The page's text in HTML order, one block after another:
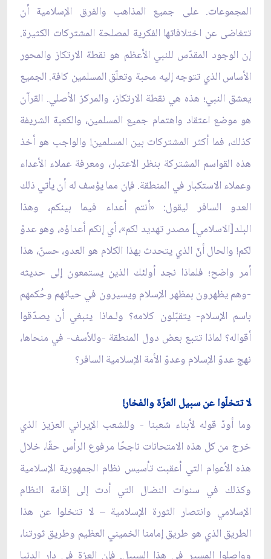
المجموعات. على جميع المذاهب والفرق الإسلامية أن
تتغاضى عن اختلافاتها الفكرية لمصلحة المشتركات الكثيرة.
إن الوجود المقدّس للنبي الأعظم هو نقطة الارتكاز والمحور
الأساس الذي تتوجه إليه محبة وتعلّق المسلمين كافة. الجميع
يعشق النبي؛ هذه هي نقطة الارتكاز، والمركز الأصلي. القرآن
هو موضع اعتقاد واهتمام جميع المسلمين، والكعبة الشريفة
كذلك، فما أكثر المشتركات بين المسلمين! والواجب هو أخذ
هذه القواسم المشتركة بنظر الاعتبار، ومعرفة عملاء الأعداء
وعملاء الاستكبار في المنطقة. فإن مما يؤسف له أن يأتي ذلك
العدو السافر ليقول: «أنتم أعداء فيما بينكم، وهذا
البلد[الاسلامي] مصدر تهديد لكم»، أي إنكم أعداؤه، وهو عدوّ
لكم! والحال أنّ الذي يتحدث بهذا الكلام هو العدو، حسنٌ، هذا
أمر واضح؛ فلماذا نجد أولئك الذين يستمعون إلى حديثه
-وهم يظهرون بمظهر الإسلام ويسيرون في حياتهم وحُكمهم
باسم الإسلام- يتقبّلون كلامه؟ ولـماذا ينبغي أن يصدّقوا
أقواله؟ لماذا تتبع بعض دول المنطقة -وللأسف- في منحاها،
نهج عدوّ الإسلام وعدوّ الأمة الإسلامية السافر؟
لا تتخلّوا عن سبيل العزّة والفخار!
وما أودّ قوله لأبناء شعبنا - وللشعب الإيراني العزيز الذي
خرج من كل هذه الامتحانات ناجحًا مرفوع الرأس حقًا، خلال
هذه الأعوام التي أعقبت تأسيس نظام الجمهورية الإسلامية
وكذلك في سنوات النضال التي أدت إلى إقامة النظام
الإسلامي وانتصار الثورة الإسلامية – لا تتخلوا عن هذا
الطريق الذي هو طريق إمامنا الخميني العظيم وطريق ثورتنا،